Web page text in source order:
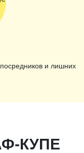
и лишних
КУПЕ